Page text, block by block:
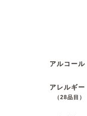
アルコール
アレルギー
（28品目）